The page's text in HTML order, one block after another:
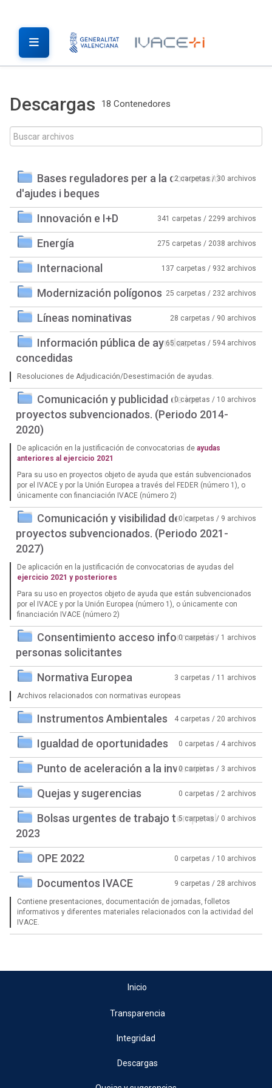
Descargas 18 Contenedores
Bases reguladores per a la concessió
d'ajudes i beques
2 carpetas / 30 archivos
Innovación e I+D 341 carpetas / 2299 archivos
Energía 275 carpetas / 2038 archivos
Internacional 137 carpetas / 932 archivos
Modernización polígonos 25 carpetas / 232 archivos
Líneas nominativas 28 carpetas / 90 archivos
Información pública de ayudas
concedidas
65 carpetas / 594 archivos
Resoluciones de Adjudicación/Desestimación de ayudas.
Comunicación y publicidad de los
proyectos subvencionados. (Periodo 2014-
2020)
0 carpetas / 10 archivos
De aplicación en la justificación de convocatorias de ayudas
anteriores al ejercicio 2021
Para su uso en proyectos objeto de ayuda que están subvencionados
por el IVACE y por la Unión Europea a través del FEDER (número 1), o
únicamente con financiación IVACE (número 2)
Comunicación y visibilidad de los
proyectos subvencionados. (Periodo 2021-
2027)
0 carpetas / 9 archivos
De aplicación en la justificación de convocatorias de ayudas del
ejercicio 2021 y posteriores
Para su uso en proyectos objeto de ayuda que están subvencionados
por el IVACE y por la Unión Europea (número 1), o únicamente con
financiación IVACE (número 2)
Consentimiento acceso información
personas solicitantes
0 carpetas / 1 archivos
Normativa Europea 3 carpetas / 11 archivos
Archivos relacionados con normativas europeas
Instrumentos Ambientales 4 carpetas / 20 archivos
Igualdad de oportunidades 0 carpetas / 4 archivos
Punto de aceleración a la inversión0 carpetas / 3 archivos
Quejas y sugerencias 0 carpetas / 2 archivos
Bolsas urgentes de trabajo temporal
2023
5 carpetas / 0 archivos
OPE 2022 0 carpetas / 10 archivos
Documentos IVACE 9 carpetas / 28 archivos
Contiene presentaciones, documentación de jornadas, folletos
informativos y diferentes materiales relacionados con la actividad del
IVACE.
Inicio
Transparencia
Integridad
Descargas